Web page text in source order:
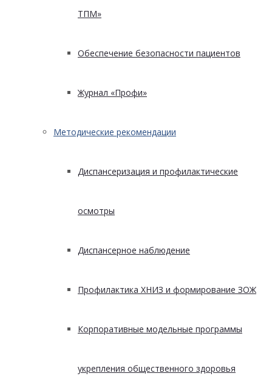
ТПМ»
Обеспечение безопасности пациентов
Журнал «Профи»
Методические рекомендации
Диспансеризация и профилактические
осмотры
Диспансерное наблюдение
Профилактика ХНИЗ и формирование ЗОЖ
Корпоративные модельные программы
укрепления общественного здоровья